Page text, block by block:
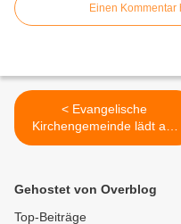
Einen Kommentar
< Evangelische
Kirchengemeinde lädt am
25. Juni 2023 zum
Veitshöchheim ein
Gehostet von Overblog
Top-Beiträge